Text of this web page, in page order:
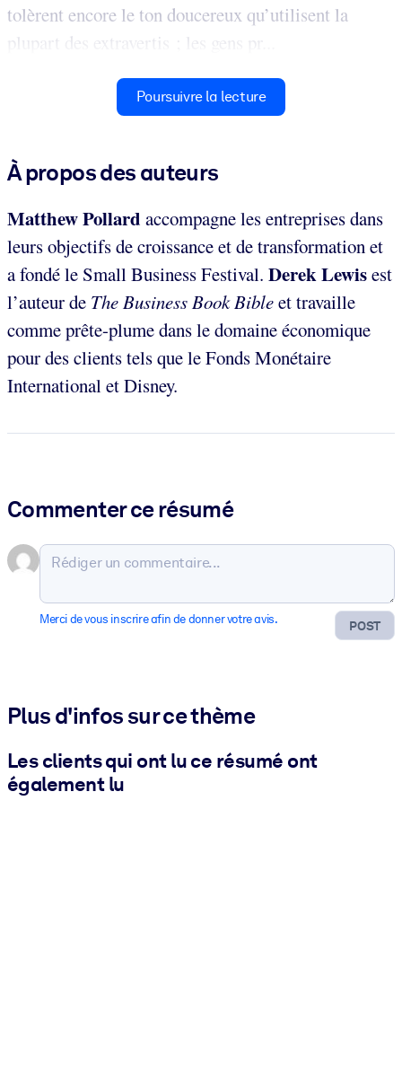
tolèrent encore le ton doucereux qu’utilisent la
plupart des extravertis ; les gens pr...
Poursuivre la lecture
À propos des auteurs
Matthew Pollard accompagne les entreprises dans
leurs objectifs de croissance et de transformation et
a fondé le Small Business Festival. Derek Lewisest
l’auteur de The Business Book Bibleet travaille
comme prête-plume dans le domaine économique
pour des clients tels que le Fonds Monétaire
International et Disney.
Commenter ce résumé
POST
Merci de vous inscrire afin de donner votre avis.
Plus d'infos sur ce thème
Les clients qui ont lu ce résumé ont
également lu